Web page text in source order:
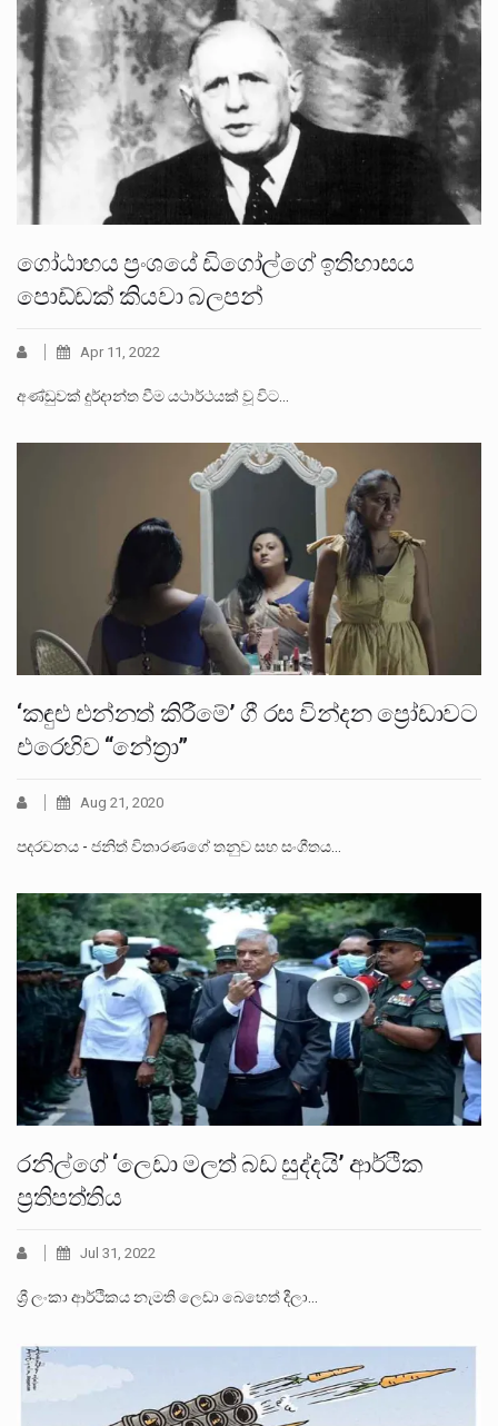
ගෝඨාභය ප්‍රංශයේ ඩිගෝල්ගේ ඉතිහාසය
පොඩ්ඩක් කියවා බලපන්
Apr 11, 2022
අණ්ඩුවක් දුර්දාන්ත වීම යථාර්ථයක් වූ විට…
‘කඳුළු එන්නත් කිරීමේ’ ගී රස වින්දන ප්‍රෝඩාවට
එරෙහිව “නේත‍්‍රා”
Aug 21, 2020
පදරචනය - ජනිත් විතාරණගේ තනුව සහ සංගීතය…
රනිල්ගේ ‘ලෙඩා මලත් බඩ සුද්දයි’ ආර්ථික
ප්‍රතිපත්තිය
Jul 31, 2022
ශ්‍රී ලංකා ආර්ථිකය නැමති ලෙඩා බෙහෙත් දීලා…